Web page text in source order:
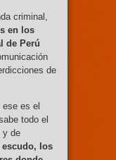
criminal,
en los
de Perú
de
es el
todo el
y de
los